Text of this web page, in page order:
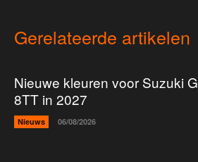
Gerelateerde artikelen
Nieuwe kleuren voor Suzuki
8TT in 2027
Nieuws 06/08/2026